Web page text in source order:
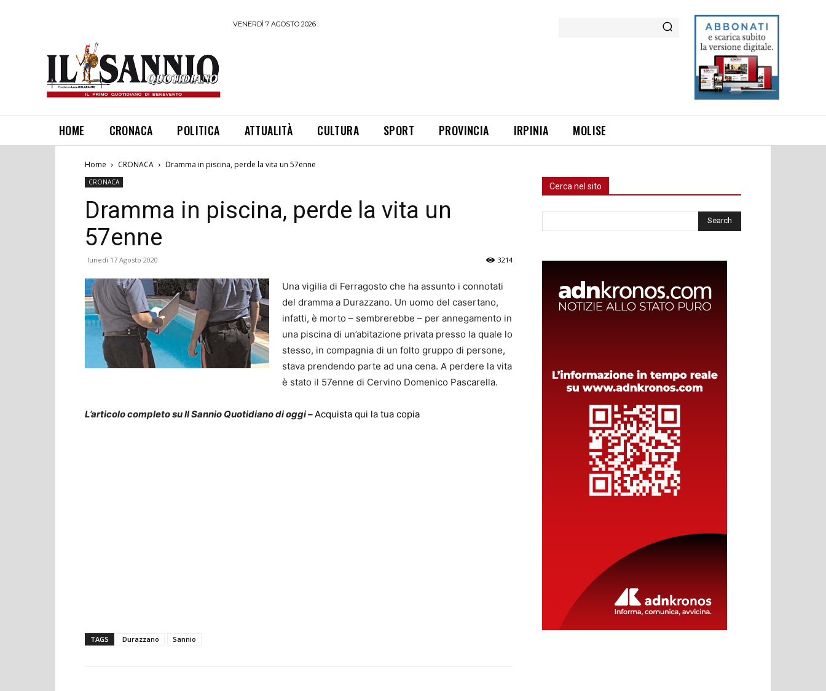
VENERDÌ 7 AGOSTO 2026
HOME CRONACA POLITICA ATTUALITÀ CULTURA SPORT PROVINCIA IRPINIA MOLISE
Home CRONACA Dramma in piscina, perde la vita un 57enne
CRONACA
Dramma in piscina, perde la vita un
57enne
lunedì 17 Agosto 2020 3214
Una vigilia di Ferragosto che ha assunto i connotati
del dramma a Durazzano. Un uomo del casertano,
infatti, è morto – sembrerebbe – per annegamento in
una piscina di un’abitazione privata presso la quale lo
stesso, in compagnia di un folto gruppo di persone,
stava prendendo parte ad una cena. A perdere la vita
è stato il 57enne di Cervino Domenico Pascarella.
L’articolo completo su Il Sannio Quotidiano di oggi – Acquista qui la tua copia
TAGS Durazzano Sannio
Cerca nel sito